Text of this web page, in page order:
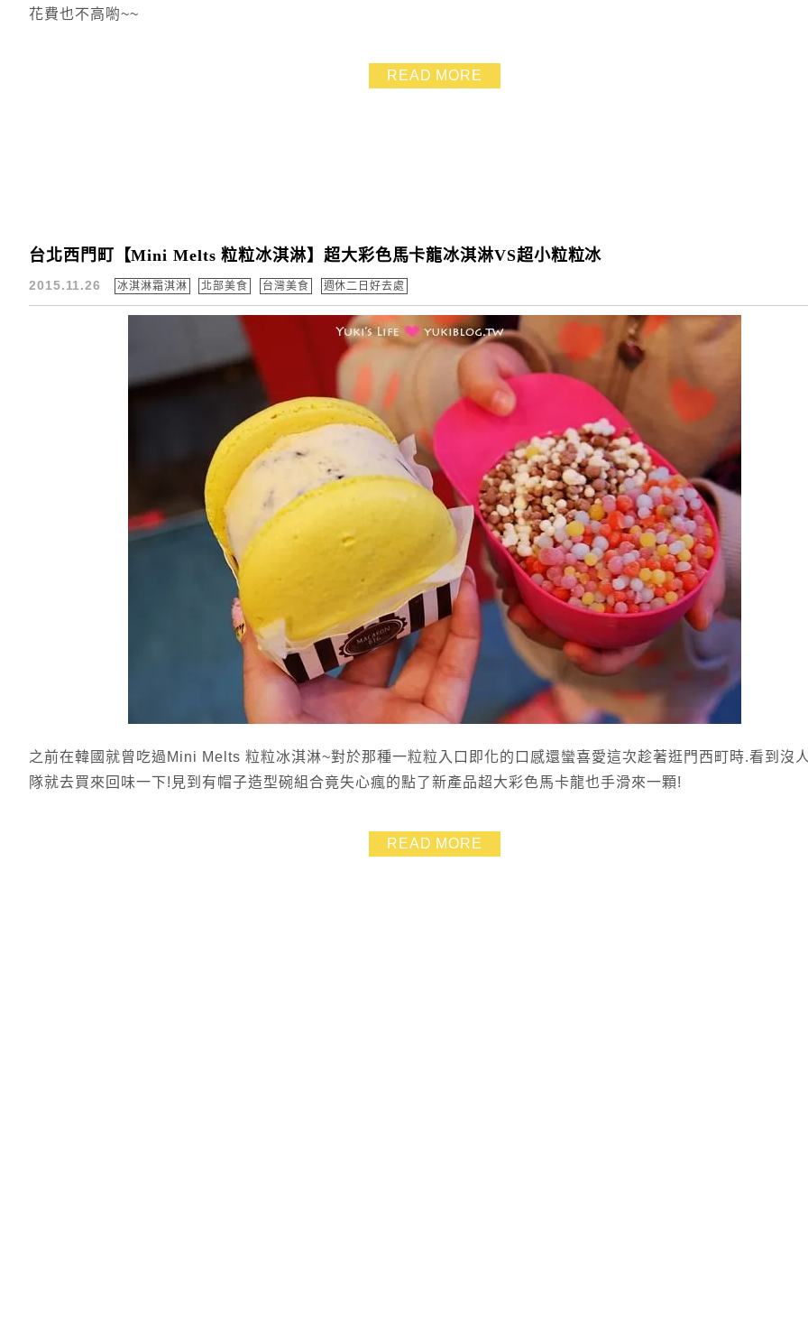
花費也不高喲~~
READ MORE
台北西門町【Mini Melts 粒粒冰淇淋】超大彩色馬卡龍冰淇淋VS超小粒粒冰
2015.11.26 冰淇淋霜淇淋 北部美食 台灣美食 週休二日好去處
之前在韓國就曾吃過Mini Melts 粒粒冰淇淋~對於那種一粒粒入口即化的口感還蠻喜愛這次趁著逛門西町時.看到沒
隊就去買來回味一下!見到有帽子造型碗組合竟失心瘋的點了新產品超大彩色馬卡龍也手滑來一顆!
READ MORE